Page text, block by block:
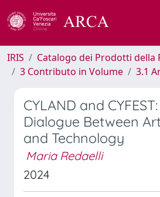
IRIS
Catalogo dei Prodotti della
3 Contributo in Volume
3.1
CYLAND and
Dialogue Between
and Technology
Maria Redaelli
2024